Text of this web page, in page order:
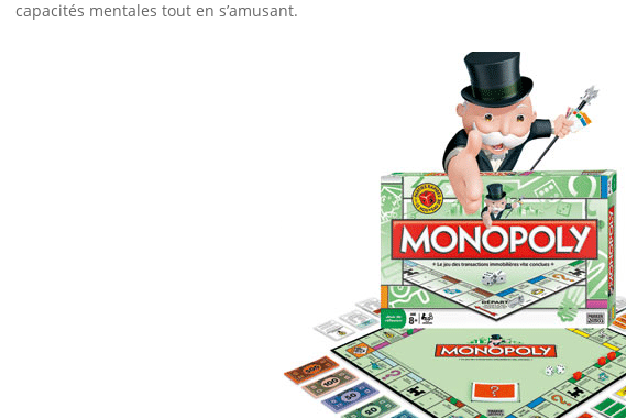
capacités mentales tout en s’amusant.